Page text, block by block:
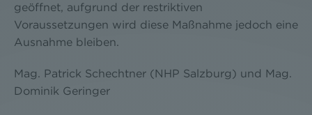
geöffnet, aufgrund der restriktiven
Voraussetzungen wird diese Maßnahme jedoch eine
Ausnahme bleiben.
Mag. Patrick Schechtner (NHP Salzburg) und Mag.
Dominik Geringer